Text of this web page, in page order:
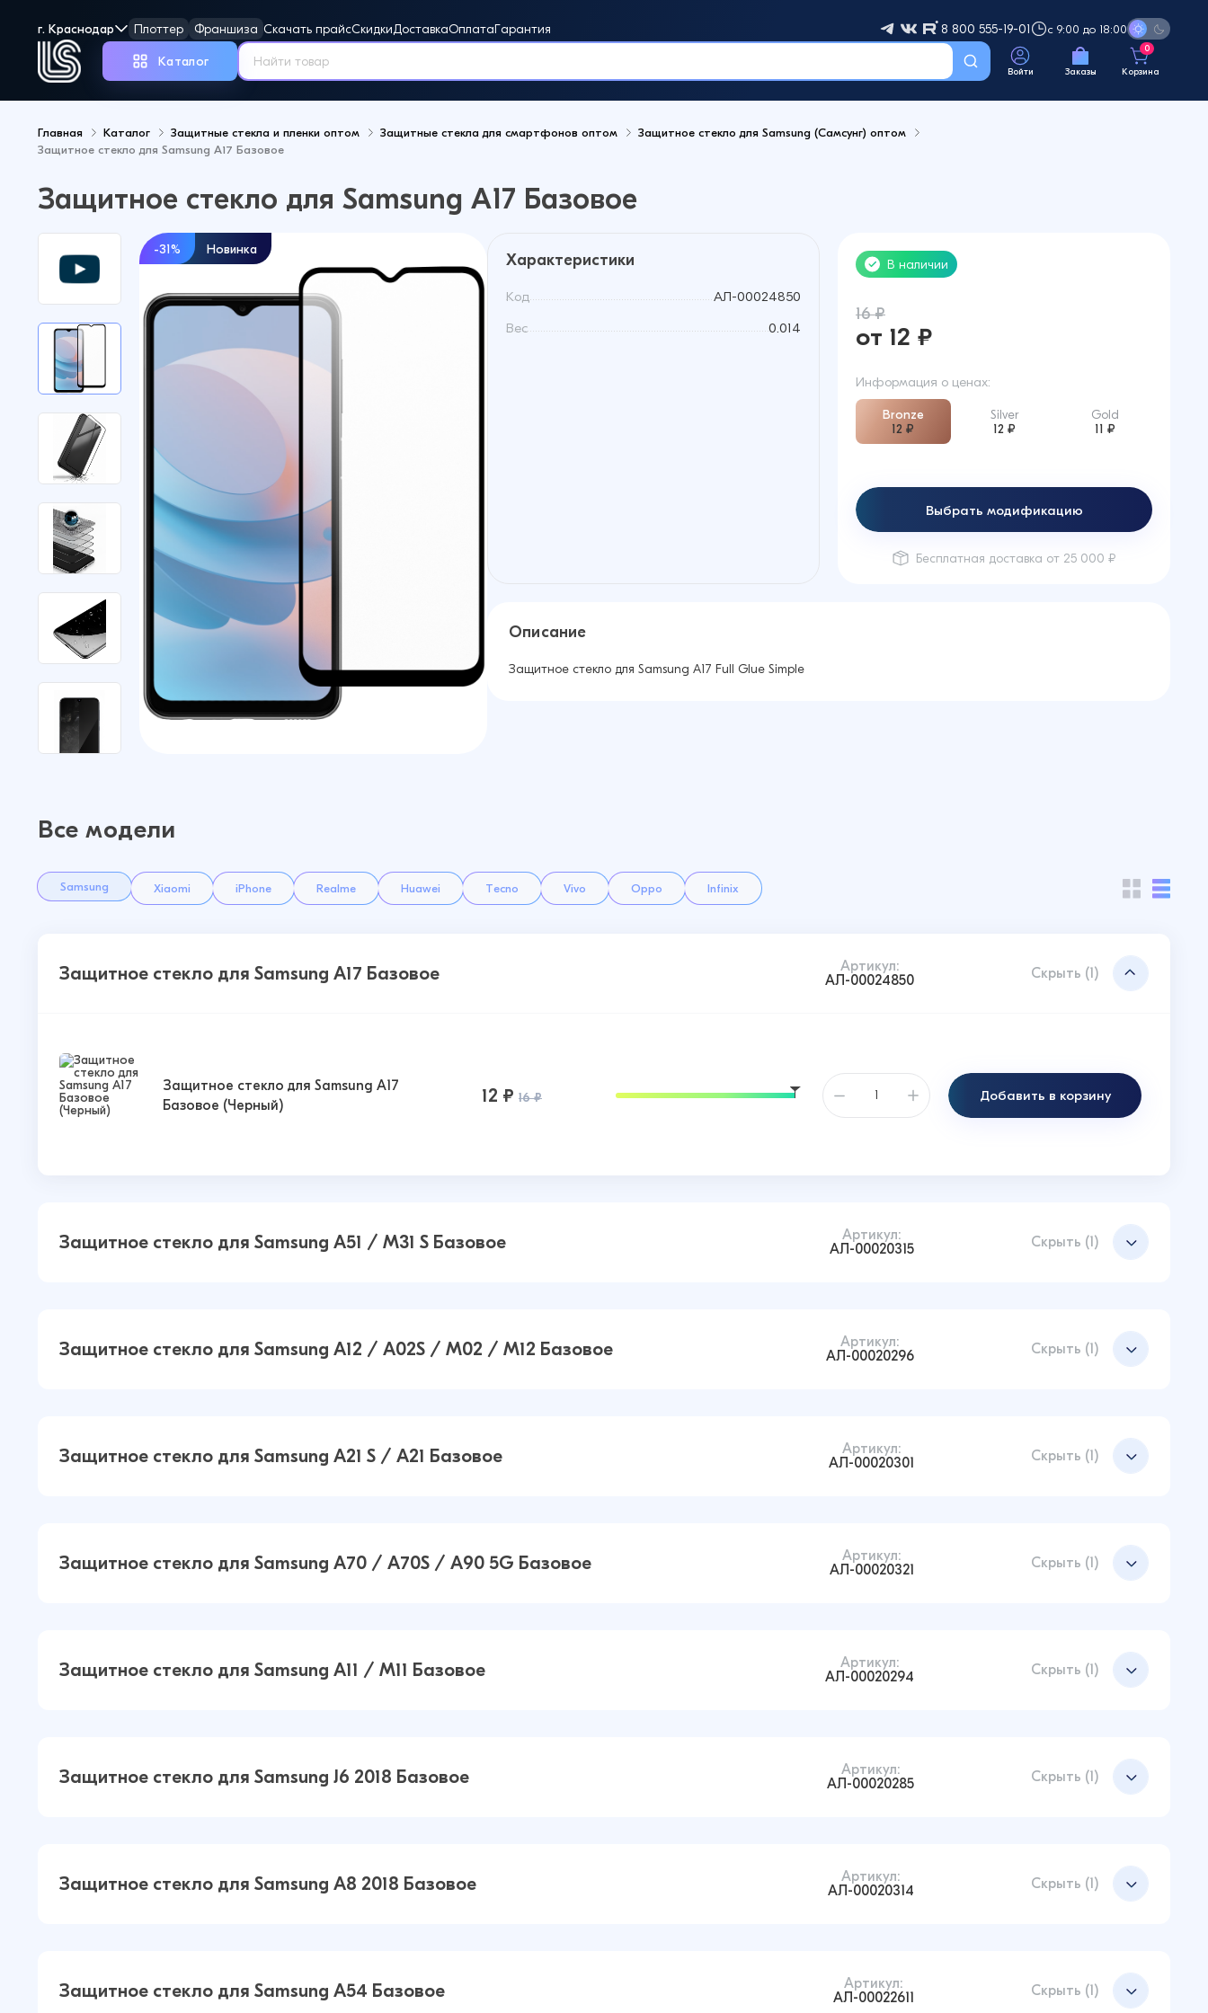
г. Краснодар Франшиза
Плоттер Скачать прайсСкидкиДоставкаОплатаГарантия 8 800 555-19-01 с 9:00 до 18:00
Каталог
Войти Заказы
0
Корзина
Главная Каталог Защитные стекла и пленки оптом Защитные стекла для смартфонов оптом
Защитное стекло для Samsung (Самсунг) оптом
Защитное стекло для Samsung A17 Базовое
Защитное стекло для Samsung A17 Базовое
-31% Новинка
Характеристики
Код АЛ-00024850
Вес 0.014
В наличии
16 ₽
от 12 ₽
Информация о ценах:
Bronze
12 ₽
Silver
12 ₽
Gold
11 ₽
Выбрать модификацию
Бесплатная доставка от 25 000 ₽
Описание
Защитное стекло для Samsung A17 Full Glue Simple
Все модели
Samsung Xiaomi iPhone Realme Huawei Tecno Vivo Oppo Infinix
Защитное стекло для Samsung A17 Базовое
Артикул:
АЛ-00024850
Скрыть (1)
Защитное стекло для Samsung A17
Базовое (Черный)
12 ₽ 16 ₽ Добавить в корзину
Защитное стекло для Samsung A51 / M31 S Базовое
Артикул:
АЛ-00020315
Скрыть (1)
S Базовое (Черный)
12 ₽ 21 ₽ Добавить в корзину
Защитное стекло для Samsung A12 / A02S / M02 / M12 Базовое
Артикул:
АЛ-00020296
Скрыть (1)
A02S / M02 / M12 Базовое (Черный)
14 ₽ Добавить в корзину
Защитное стекло для Samsung A21 S / A21 Базовое
Артикул:
АЛ-00020301
Скрыть (1)
A21 Базовое (Черный)
12 ₽ 16 ₽ Добавить в корзину
Защитное стекло для Samsung A70 / A70S / A90 5G Базовое
Артикул:
АЛ-00020321
Скрыть (1)
A70S / A90 5G Базовое (Черный)
10 ₽ Добавить в корзину
Защитное стекло для Samsung A11 / M11 Базовое
Артикул:
АЛ-00020294
Скрыть (1)
Базовое (Черный)
Добавить в корзину
Защитное стекло для Samsung J6 2018 Базовое
Артикул:
АЛ-00020285
Скрыть (1)
Базовое (Черный)
Добавить в корзину
Защитное стекло для Samsung A8 2018 Базовое
Артикул:
АЛ-00020314
Скрыть (1)
Базовое (Черный)
Добавить в корзину
Защитное стекло для Samsung A54 Базовое
Артикул:
АЛ-00022611
Скрыть (1)